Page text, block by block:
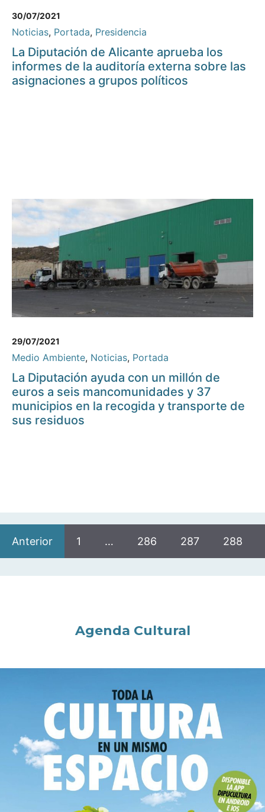
30/07/2021
Noticias, Portada, Presidencia
La Diputación de Alicante aprueba los
informes de la auditoría externa sobre las
asignaciones a grupos políticos
29/07/2021
Medio Ambiente, Noticias, Portada
La Diputación ayuda con un millón de
euros a seis mancomunidades y 37
municipios en la recogida y transporte de
sus residuos
Anterior 1 … 286 287 288
Agenda Cultural